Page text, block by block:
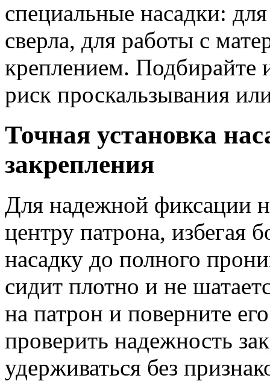
специальные насадки:
сверла, для работы с
креплением.
риск проскальзывания
Точная установка
закрепления
Для надежной фиксации
центру патрона,
насадку до полного
сидит плотно и не
на патрон и поверните
проверить надежность
удерживаться без